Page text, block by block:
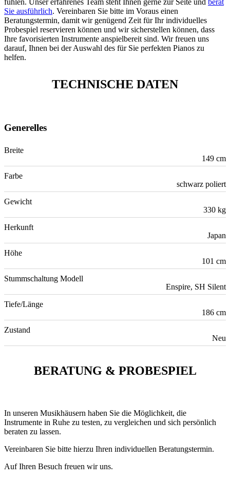
fühlen. Unser erfahrenes Team steht Ihnen gerne zur Seite und berät
Sie ausführlich. Vereinbaren Sie bitte im Voraus einen
Beratungstermin, damit wir genügend Zeit für Ihr individuelles
Probespiel reservieren können und wir sicherstellen können, dass
Ihre favorisierten Instrumente anspielbereit sind. Wir freuen uns
darauf, Ihnen bei der Auswahl des für Sie perfekten Pianos zu
helfen.
TECHNISCHE DATEN
Generelles
Breite
149 cm
Farbe
schwarz poliert
Gewicht
330 kg
Herkunft
Japan
Höhe
101 cm
Stummschaltung Modell
Enspire, SH Silent
Tiefe/Länge
186 cm
Zustand
Neu
BERATUNG & PROBESPIEL
In unseren Musikhäusern haben Sie die Möglichkeit, die
Instrumente in Ruhe zu testen, zu vergleichen und sich persönlich
beraten zu lassen.
Vereinbaren Sie bitte hierzu Ihren individuellen Beratungstermin.
Auf Ihren Besuch freuen wir uns.